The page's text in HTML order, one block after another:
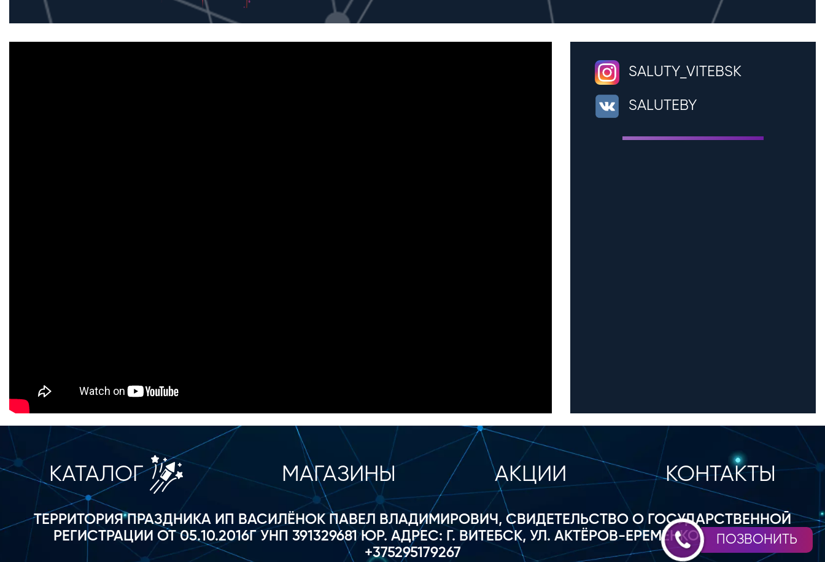
SALUTY_VITEBSK
SALUTEBY
КАТАЛОГ МАГАЗИНЫ АКЦИИ КОНТАКТЫ
ТЕРРИТОРИЯ ПРАЗДНИКА ИП ВАСИЛЁНОК ПАВЕЛ ВЛАДИМИРОВИЧ, СВИДЕТЕЛЬСТВО О ГОСУДАРСТВЕННОЙ
РЕГИСТРАЦИИ ОТ 05.10.2016Г УНП 391329681 ЮР. АДРЕС: Г. ВИТЕБСК, УЛ. АКТЁРОВ-ЕРЕМЕНКО 13, 27 ТЕЛ:
+375295179267
ПОЗВОНИТЬ